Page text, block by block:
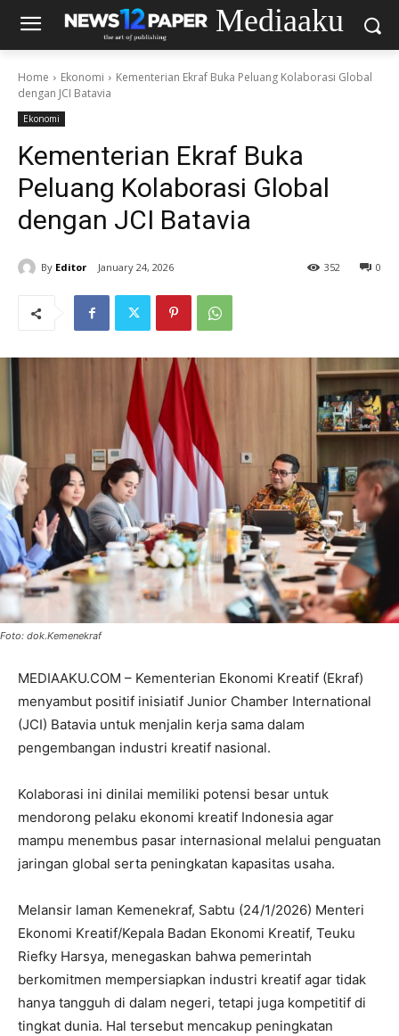
Mediaaku
Home Ekonomi
‎Kementerian Ekraf Buka Peluang Kolaborasi Global
dengan JCI Batavia
Ekonomi
‎Kementerian Ekraf Buka
Peluang Kolaborasi Global
dengan JCI Batavia
By Editor January 24, 2026 0
352
Foto: dok.Kemenekraf
MEDIAAKU.COM – Kementerian Ekonomi Kreatif (Ekraf)
menyambut positif inisiatif Junior Chamber International
(JCI) Batavia untuk menjalin kerja sama dalam
pengembangan industri kreatif nasional.
Kolaborasi ini dinilai memiliki potensi besar untuk
mendorong pelaku ekonomi kreatif Indonesia agar
mampu menembus pasar internasional melalui penguatan
jaringan global serta peningkatan kapasitas usaha.
‎Melansir laman Kemenekraf, Sabtu (24/1/2026) Menteri
Ekonomi Kreatif/Kepala Badan Ekonomi Kreatif, Teuku
Riefky Harsya, menegaskan bahwa pemerintah
berkomitmen mempersiapkan industri kreatif agar tidak
hanya tangguh di dalam negeri, tetapi juga kompetitif di
tingkat dunia. Hal tersebut mencakup peningkatan